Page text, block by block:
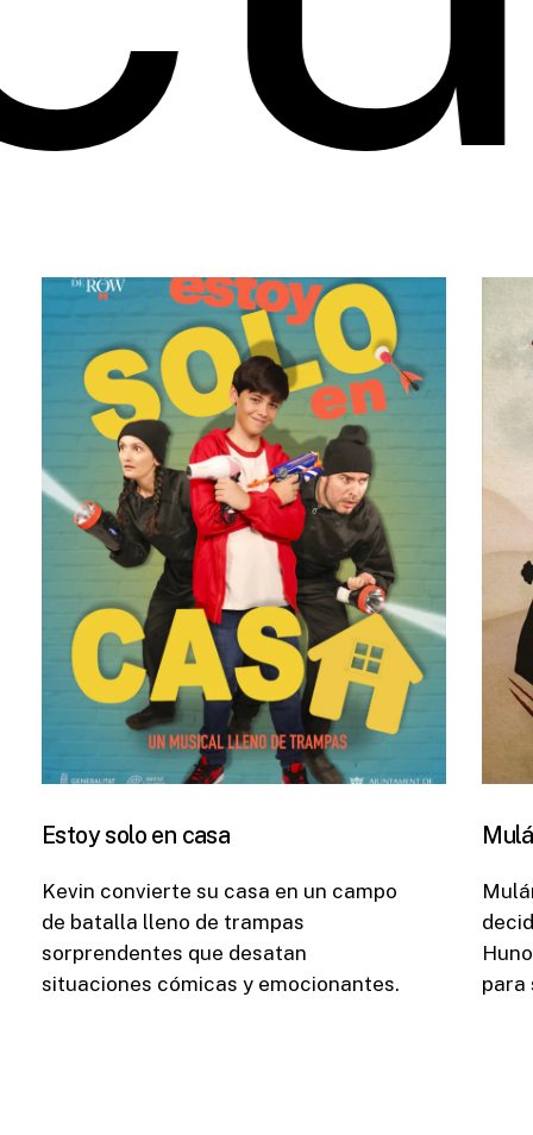
Estoy solo en casa
Kevin convierte su casa en un campo
de batalla lleno de trampas
sorprendentes que desatan
situaciones cómicas y emocionantes.
Mulán
para